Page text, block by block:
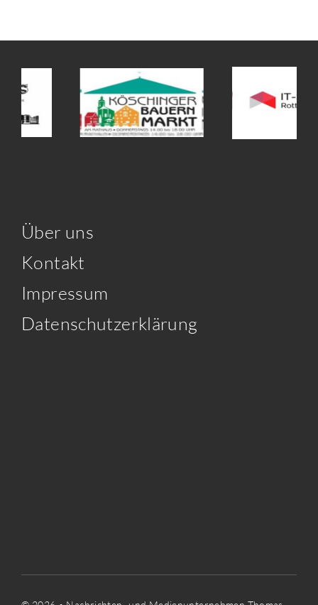
Über uns
Kontakt
Impressum
Datenschutzerklärung